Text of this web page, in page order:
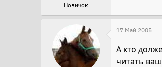
Новичок
17 Май 2005
А кто
читать